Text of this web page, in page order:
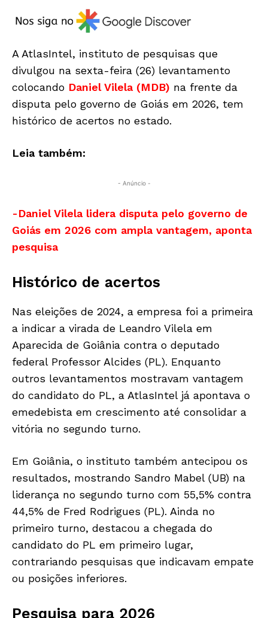
A AtlasIntel, instituto de pesquisas que
divulgou na sexta-feira (26) levantamento
colocando Daniel Vilela (MDB) na frente da
disputa pelo governo de Goiás em 2026, tem
histórico de acertos no estado.
Leia também:
- Anúncio -
-Daniel Vilela lidera disputa pelo governo de
Goiás em 2026 com ampla vantagem, aponta
pesquisa
Histórico de acertos
Nas eleições de 2024, a empresa foi a primeira
a indicar a virada de Leandro Vilela em
Aparecida de Goiânia contra o deputado
federal Professor Alcides (PL). Enquanto
outros levantamentos mostravam vantagem
do candidato do PL, a AtlasIntel já apontava o
emedebista em crescimento até consolidar a
vitória no segundo turno.
Em Goiânia, o instituto também antecipou os
resultados, mostrando Sandro Mabel (UB) na
liderança no segundo turno com 55,5% contra
44,5% de Fred Rodrigues (PL). Ainda no
primeiro turno, destacou a chegada do
candidato do PL em primeiro lugar,
contrariando pesquisas que indicavam empate
ou posições inferiores.
Pesquisa para 2026